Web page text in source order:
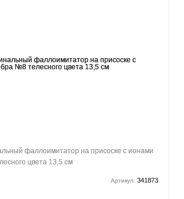
фаллоимитатор на присоске с ионами
цвета 13,5 см
Артикул: 341873